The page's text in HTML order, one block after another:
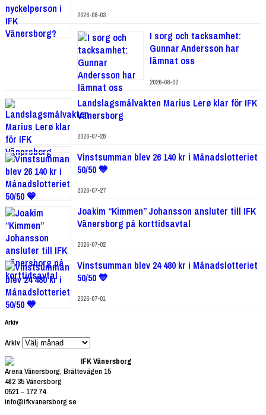
2026-08-03
I sorg och tacksamhet:
Gunnar Andersson har
lämnat oss
2026-08-02
Landslagsmålvakten Marius Lerø klar för IFK
Vänersborg
2026-07-28
Vinstsumman blev 26 140 kr i Månadslotteriet
50/50 💙
2026-07-27
Joakim “Kimmen” Johansson ansluter till IFK
Vänersborg på korttidsavtal
2026-07-02
Vinstsumman blev 24 480 kr i Månadslotteriet
50/50 💙
2026-07-01
Arkiv
Arkiv
IFK Vänersborg
Arena Vänersborg, Brättevägen 15
462 35 Vänersborg
0521 – 172 74
info@ifkvanersborg.se